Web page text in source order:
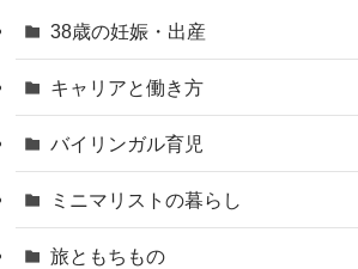
38歳の妊娠・出産
キャリアと働き方
バイリンガル育児
ミニマリストの暮らし
旅ともちもの